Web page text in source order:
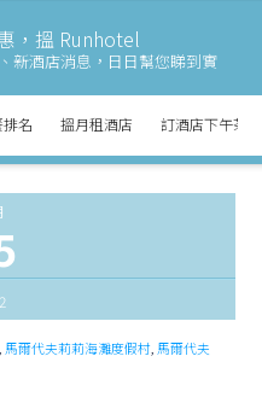
，搵 Runhotel
新酒店消息， 日日幫您睇到實
排名 搵月租酒店 訂酒店下午茶
馬爾代夫莉莉海灘度假村 馬爾代夫